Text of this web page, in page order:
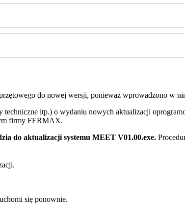
ętowego do nowej wersji, ponieważ wprowadzono w
techniczne itp.) o wydaniu nowych aktualizacji
firmy FERMAX.
do aktualizacji systemu MEET V01.00.exe.
.
się ponownie.